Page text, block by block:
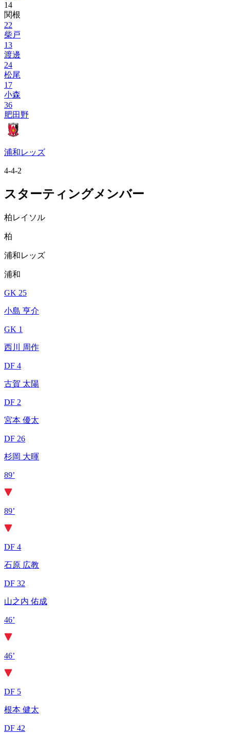
14
関根
22
柴戸
13
渡邊
24
松尾
17
小森
36
肥田野
浦和レッズ
4-4-2
スターティングメンバー
柏レイソル
柏
浦和レッズ
浦和
GK 25
小島 亨介
GK 1
西川 周作
DF 4
古賀 太陽
DF 2
宮本 優太
DF 26
杉岡 大暉
89’
89’
DF 4
石原 広教
DF 32
山之内 佑成
46’
46’
DF 5
根本 健太
DF 42